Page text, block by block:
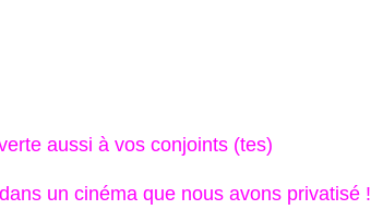
aussi à vos conjoints (tes)
un cinéma que nous avons privatisé !